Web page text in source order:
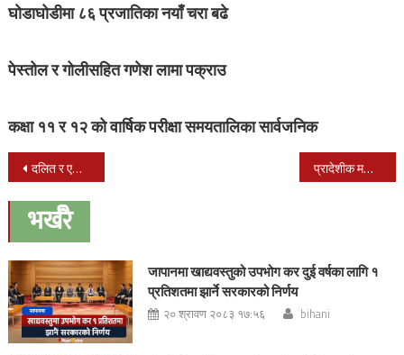
घोडाघोडीमा ८६ प्रजातिका नयाँ चरा बढे
पेस्तोल र गोलीसहित गणेश लामा पक्राउ
कक्षा ११ र १२ को वार्षिक परीक्षा समयतालिका सार्वजनिक
Post
navigation
दलित र एकल महिलालाई ५५ वर्षमै भत्ता प्रादेशीक महोत्सवको आज चौंथो दिन
भर्खरै
जापानमा खाद्यवस्तुको उपभोग कर दुई वर्षका लागि १
प्रतिशतमा झार्ने सरकारको निर्णय
२० श्रावण २०८३ १७:५६ bihani